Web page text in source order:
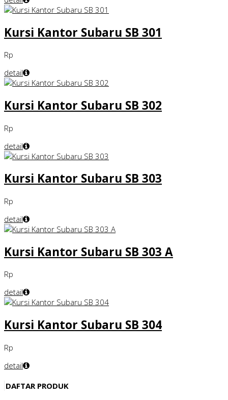
Kursi Kantor Subaru SB 301
Rp
detail
Kursi Kantor Subaru SB 302
Rp
detail
Kursi Kantor Subaru SB 303
Rp
detail
Kursi Kantor Subaru SB 303 A
Rp
detail
Kursi Kantor Subaru SB 304
Rp
detail
DAFTAR PRODUK